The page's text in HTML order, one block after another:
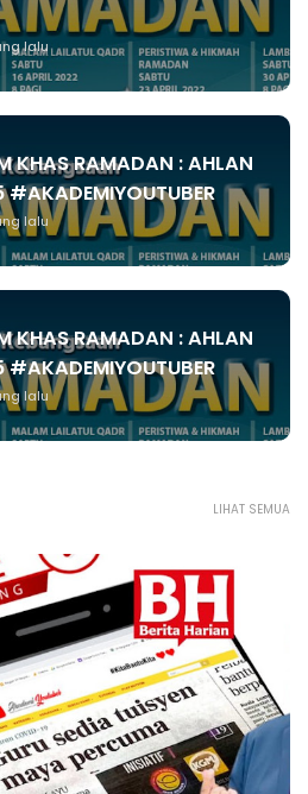
lalu
KHAS RAMADAN : AHLAN
lalu
KHAS RAMADAN : AHLAN
lalu
LIHAT SEMUA